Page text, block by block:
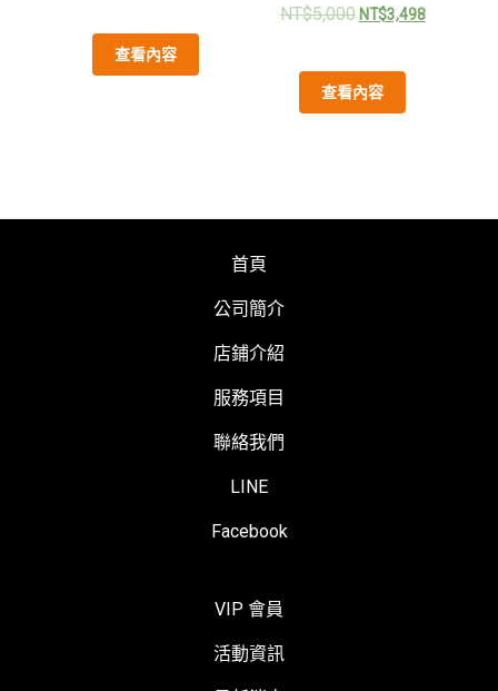
查看內容
NT$5,000 NT$3,498
查看內容
首頁
公司簡介
店鋪介紹
服務項目
聯絡我們
LINE
Facebook
VIP 會員
活動資訊